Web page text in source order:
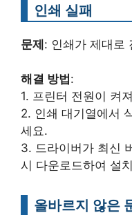
인쇄 실패
문제: 인쇄가 제대로
해결 방법 :
1. 프린터 전원이 켜
2. 인쇄 대기열에서
세요.
3. 드라이버가 최신
시 다운로드하여 설
올바르지 않은